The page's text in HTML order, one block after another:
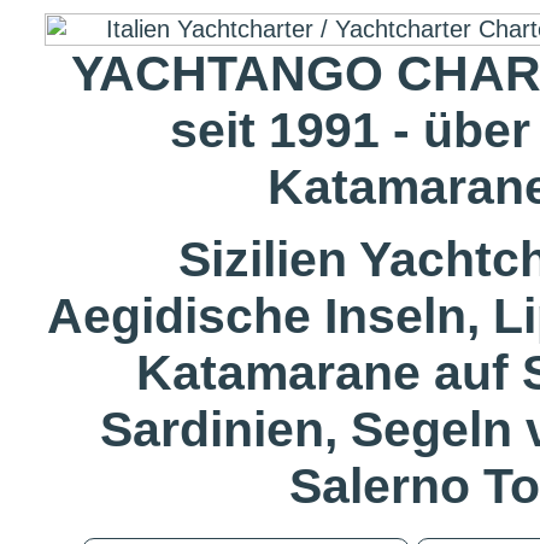
YACHTANGO
seit 1991 -
Sizilien
Aegidische Inseln,
Katamarane auf
Sardinien, Segeln
Salerno